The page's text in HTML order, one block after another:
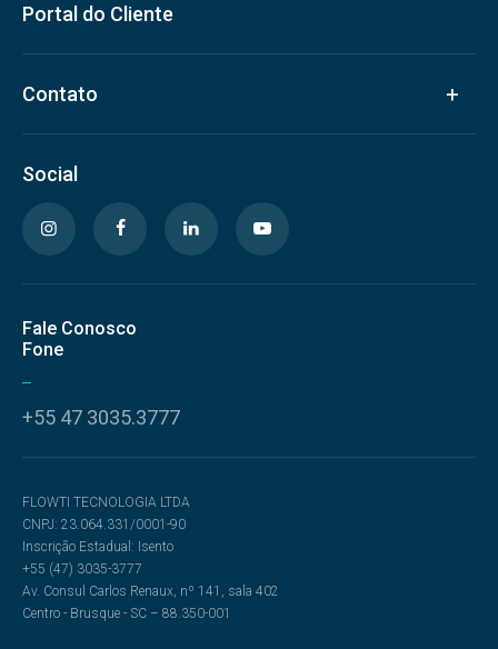
Portal do Cliente
Contato
Social
Fale Conosco
Fone
+55 47 3035.3777
FLOWTI TECNOLOGIA LTDA
CNPJ: 23.064.331/0001-90
Inscrição Estadual: Isento
+55 (47) 3035-3777
Av. Consul Carlos Renaux, nº 141, sala 402
Centro - Brusque - SC – 88.350-001